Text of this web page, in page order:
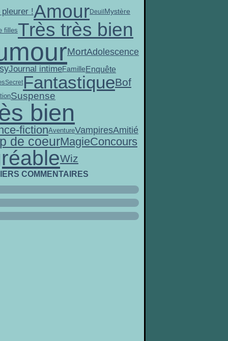
!AmourDeuilMystère
fillesTrès très bien
MortAdolescence
Journal intimeFamilleEnquête
SecretFantastiqueBof
Suspense
bien
fictionAventureVampiresAmitié
de coeurMagieConcours
Wiz
COMMENTAIRES